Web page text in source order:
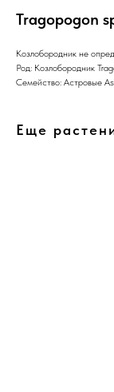
Tragopogon
Козлобородник не
Род: Козлобородник
Семейство: Астровые
Еще